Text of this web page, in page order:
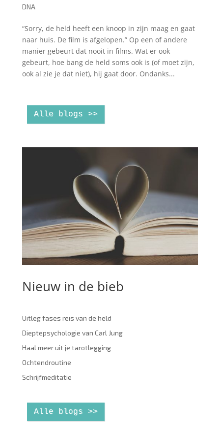
DNA
“Sorry, de held heeft een knoop in zijn maag en gaat
naar huis. De film is afgelopen.” Op een of andere
manier gebeurt dat nooit in films. Wat er ook
gebeurt, hoe bang de held soms ook is (of moet zijn,
ook al zie je dat niet), hij gaat door. Ondanks...
Alle blogs >>
Nieuw in de bieb
Uitleg fases reis van de held
Dieptepsychologie van Carl Jung
Haal meer uit je tarotlegging
Ochtendroutine
Schrijfmeditatie
Alle blogs >>